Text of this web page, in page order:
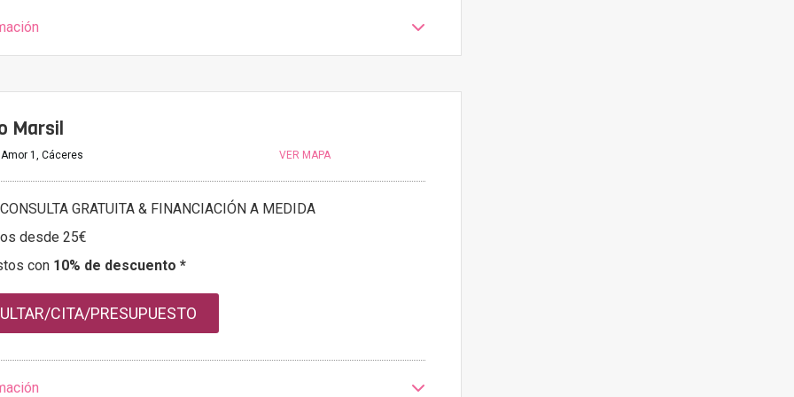
Marsil
1, Cáceres VER MAPA
GRATUITA & FINANCIACIÓN A MEDIDA
desde 25€
con 10% de descuento *
CITA/PRESUPUESTO